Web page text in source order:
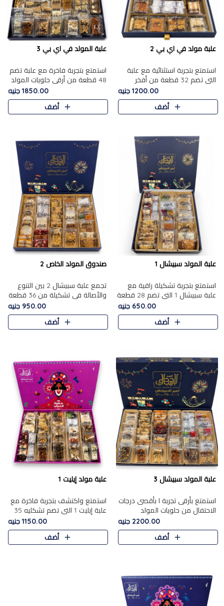
علبة مولد في اي بي 2
استمتع بتجربة استثنائية مع علبة
التي تضم 32 قطعة من أفخر
حلويات المولد الشرقية، في تشكيلة
تجمع بين الأصالة والاختيارات
الفاخرة. تحتوي العلبة..
1200.00 جنيه
أضف
علبة المولد في اي بي 3
استمتع بتجربة فاخرة مع علبة تضم
48 قطعة من أرقى حلويات المولد
الشرقية، في تشكيلة تجمع بين
الأصناف التقليدية الفاخرة والاختيارات
1850.00 جنيه
أضف
علبة المولد سبيشال 1
استمتع بتجربة تشكيلة راقية مع
علبة سبيشال 1 التي تضم 28 قطعة
من تشكيلة مختارة بعناية من أفخر
حلويات المولد المصرية الأصلية
الشرقية. تحتوي ال..
650.00 جنيه
أضف
صندوق المولد الخاص 2
تجمع علبة سبيشال 2 بين التنوع
والأصالة في تشكيلة من 36 قطعة
تضم أشهر حلويات المولد الشرقية.
تحتوي العلبة على الجزرية بالفول،
والجزرية بالبن..
950.00 جنيه
أضف
علبة المولد سبيشال 3
استمتع بأرقى تجربة ا بأقصى درجات
الاحتفال من حلويات المولد
المصريه الأصيلة مع هذه الفخامة
مع علبة سبيشال 3 التي تضم 56
قطعة من تشكيلة استثن..
2200.00 جنيه
أضف
علبة مولد إيليت 1
استمتع واكتشف بتجربة فاخرة مع
علبة إيليت 1 التي تضم تشكليه 35
قطعة من أرقى حلويات المولد
المصري الأصيلة ,معروضة بشكل
جميل في علبة أنيقة ، في..
1150.00 جنيه
أضف